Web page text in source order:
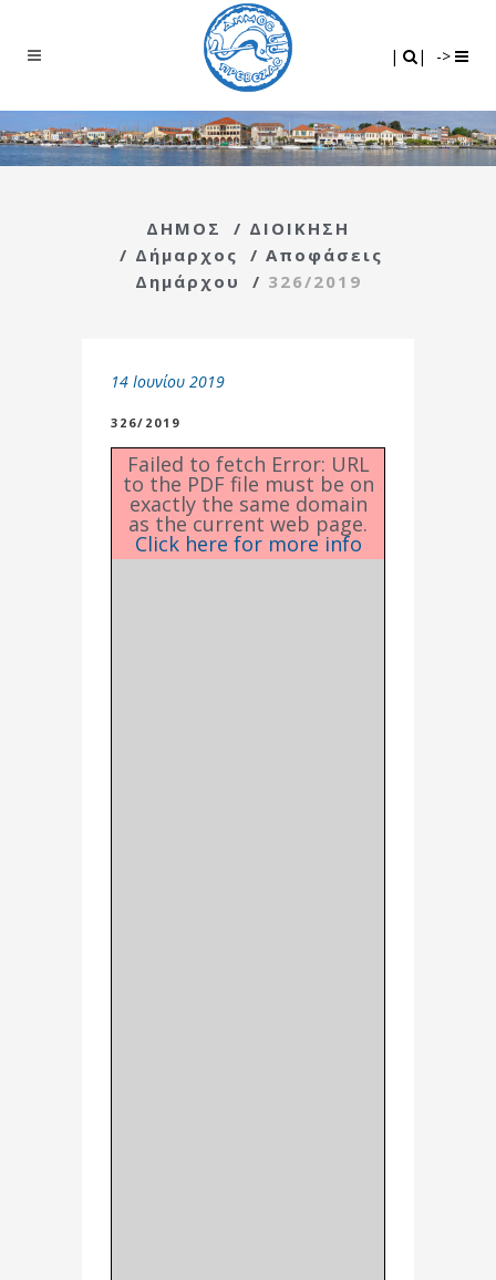
| | ->
ΔΗΜΟΣ / ΔΙΟΙΚΗΣΗ
/ Δήμαρχος / Αποφάσεις
Δημάρχου
/ 326/2019
14 Ιουνίου 2019
326/2019
Failed to fetch Error: URL
to the PDF file must be on
exactly the same domain
as the current web page.
Click here for more info